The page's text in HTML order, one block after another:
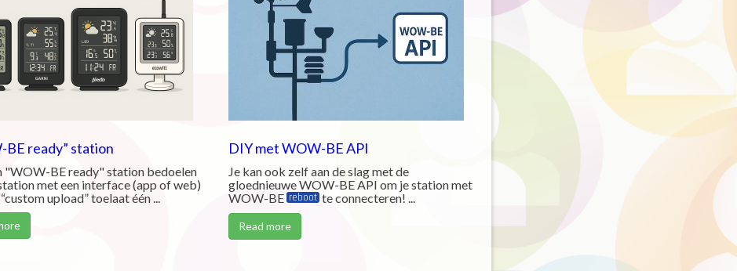
BE ready” station
"WOW-BE ready" station bedoelen
met een interface (app of web)
upload” toelaat één ...
DIY met WOW-BE API
Je kan ook zelf aan de slag met de
gloednieuwe WOW-BE API om je station met
WOW-BE rebootte connecteren! ...
Read more